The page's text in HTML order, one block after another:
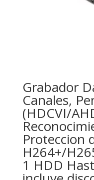
Grabador
Canales,
(HDCVI/
Proteccion
H264+/
1 HDD